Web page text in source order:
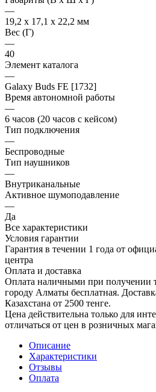
—
19,2 x 17,1 x 22,2 мм
Вес (Г)
—
40
Элемент каталога
—
Galaxy Buds FE [1732]
Время автономной работы
—
6 часов (20 часов с кейсом)
Тип подключения
—
Беспроводные
Тип наушников
—
Внутриканальные
Активное шумоподавление
—
Да
Все характеристики
Условия гарантии
Гарантия в течении 1 года от
центра
Оплата и доставка
Оплата наличными при получении
городу Алматы бесплатная.
Казахстана от 2500 тенге.
Цена действительна только для
отличаться от цен в розничных
Описание
Характеристики
Отзывы
Оплата